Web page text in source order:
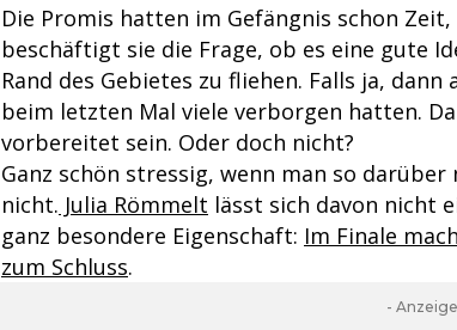
Die Promis hatten im Gefängnis schon
beschäftigt sie die Frage, ob es eine gute
Rand des Gebietes zu fliehen. Falls ja,
beim letzten Mal viele verborgen hatten.
vorbereitet sein. Oder doch nicht?
Ganz schön stressig, wenn man so
nicht. Julia Römmelt lässt sich davon nicht
ganz besondere Eigenschaft: Im Finale
zum Schluss.
-